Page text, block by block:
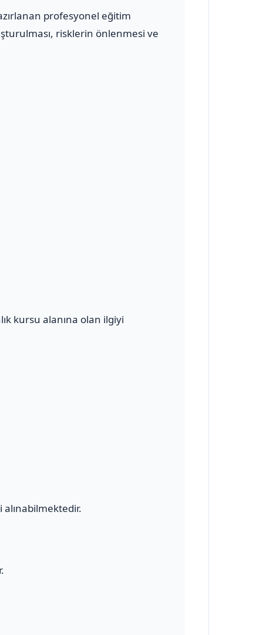
profesyonel eğitim
risklerin önlenmesi ve
kursu alanına olan ilgiyi
alınabilmektedir.